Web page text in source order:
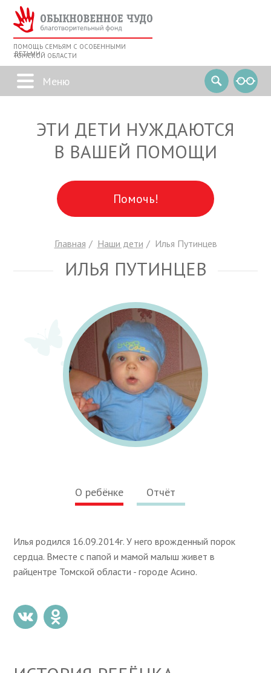
ПОМОЩЬ СЕМЬЯМ С ОСОБЕННЫМИ
ДЕТЬМИ
ТОМСКОЙ ОБЛАСТИ
ЭТИ ДЕТИ НУЖДАЮТСЯ
В ВАШЕЙ ПОМОЩИ
Помочь!
Главная Наши дети Илья Путинцев
ИЛЬЯ ПУТИНЦЕВ
О ребёнке Отчёт
Илья родился 16.09.2014г. У него врожденный порок
сердца. Вместе с папой и мамой малыш живет в
райцентре Томской области - городе Асино.